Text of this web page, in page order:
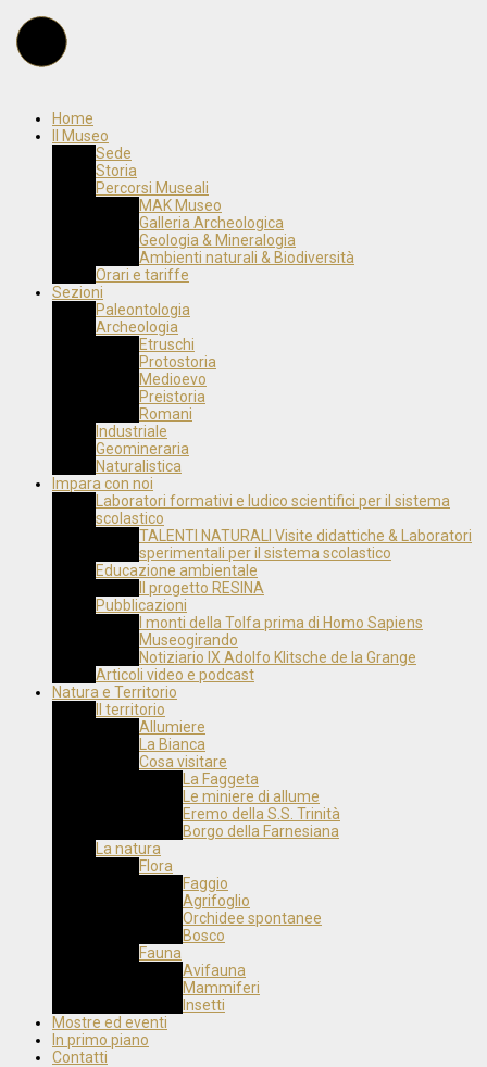
Home
Il Museo
Sede
Storia
Percorsi Museali
MAK Museo
Galleria Archeologica
Geologia & Mineralogia
Ambienti naturali & Biodiversità
Orari e tariffe
Sezioni
Paleontologia
Archeologia
Etruschi
Protostoria
Medioevo
Preistoria
Romani
Industriale
Geomineraria
Naturalistica
Impara con noi
Laboratori formativi e ludico scientifici per il sistema
scolastico
TALENTI NATURALI Visite didattiche & Laboratori
sperimentali per il sistema scolastico
Educazione ambientale
Il progetto RESINA
Pubblicazioni
I monti della Tolfa prima di Homo Sapiens
Museogirando
Notiziario IX Adolfo Klitsche de la Grange
Articoli video e podcast
Natura e Territorio
Il territorio
Allumiere
La Bianca
Cosa visitare
La Faggeta
Le miniere di allume
Eremo della S.S. Trinità
Borgo della Farnesiana
La natura
Flora
Faggio
Agrifoglio
Orchidee spontanee
Bosco
Fauna
Avifauna
Mammiferi
Insetti
Mostre ed eventi
In primo piano
Contatti